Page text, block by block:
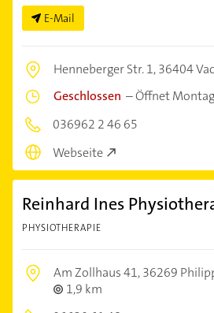
E-Mail
Henneberger Str. 1,36404
Geschlossen –Öffnet
036962 2 46 65
Webseite
Reinhard Ines
PHYSIOTHERAPIE
Am Zollhaus 41,36269
1,9 km